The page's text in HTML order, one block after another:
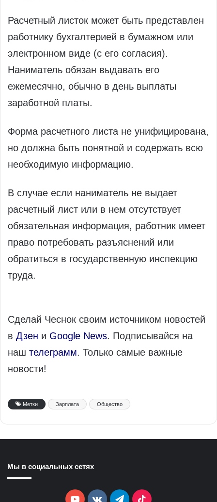
Расчетный листок может быть представлен
работнику бухгалтерией в бумажном или
электронном виде (с его согласия).
Наниматель обязан выдавать его
ежемесячно, обычно в день выплаты
заработной платы.
Форма расчетного листа не унифицирована,
но должна быть понятной и содержать всю
необходимую информацию.
В случае если наниматель не выдает
расчетный лист или в нем отсутствует
обязательная информация, работник имеет
право потребовать разъяснений или
обратиться в государственную инспекцию
труда.
Сделай Чеснок своим источником новостей
в Дзен и Google News. Подписывайся на
наш телеграмм. Только самые важные
новости!
Метки Зарплата Общество
Мы в социальных сетях
YouTubevk.comTelegramTikTok